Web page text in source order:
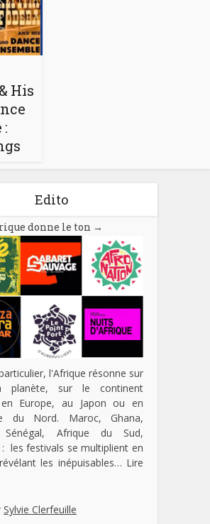
His
Edito
donne le ton →
l'Afrique résonne sur
planète, sur le continent
Europe, au Japon ou en
du Nord. Maroc, Ghana,
Sénégal, Afrique du Sud,
: les festivals se multiplient en
les inépuisables… Lire
Sylvie Clerfeuille